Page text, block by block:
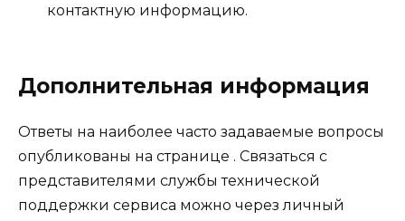
контактную информацию.
Дополнительная информация
Ответы на наиболее часто задаваемые вопросы
опубликованы на странице . Связаться с
представителями службы технической
поддержки сервиса можно через личный